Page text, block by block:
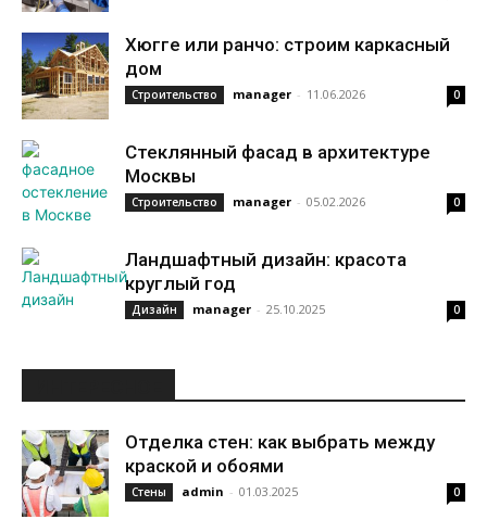
Хюгге или ранчо: строим каркасный
дом
Строительство manager - 11.06.2026 0
Стеклянный фасад в архитектуре
Москвы
Строительство manager - 05.02.2026 0
Ландшафтный дизайн: красота
круглый год
Дизайн manager - 25.10.2025 0
Отделка стен: как выбрать между
краской и обоями
Стены admin - 01.03.2025 0